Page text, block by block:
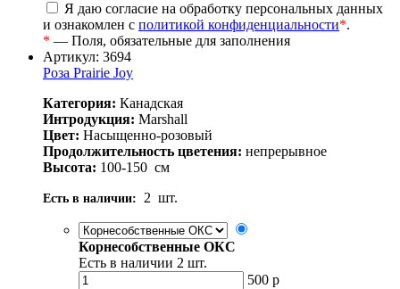
Я даю согласие на обработку персональных данных
и ознакомлен с политикой конфиденциальности*.
* — Поля, обязательные для заполнения
Артикул: 3694
Роза Prairie Joy
Категория: Канадская
Интродукция: Marshall
Цвет: Насыщенно-розовый
Продолжительность цветения: непрерывное
Высота: 100-150 см
Есть в наличии: 2 шт.
Корнесобственные ОКС
Есть в наличии 2 шт.
500 р